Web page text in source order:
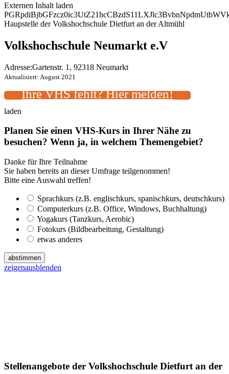
Externen Inhalt laden
Haupstelle der Volkshochschule Dietfurt an der Altmühl
Volkshochschule Neumarkt e.V
Adresse:Gartenstr. 1, 92318 Neumarkt
Aktualisiert: August 2021
Ihre VHS fehlt? Hier melden!
laden
Planen Sie einen VHS-Kurs in Ihrer Nähe zu
besuchen? Wenn ja, in welchem Themengebiet?
Danke für Ihre Teilnahme
Sie haben bereits an dieser Umfrage teilgenommen!
Bitte eine Auswahl treffen!
Sprachkurs (z.B. englischkurs, spanischkurs, deutschkurs)
Computerkurs (z.B. Office, Windows, Buchhaltung)
Yogakurs (Tanzkurs, Aerobic)
Fotokurs (Bildbearbeitung, Gestaltung)
etwas anderes
abstimmen
zeigenausblenden
Stellenangebote der Volkshochschule Dietfurt an der